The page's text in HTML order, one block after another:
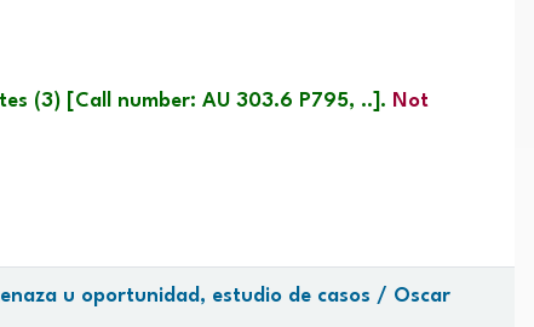
(3) Call number: AU 303.6 P795, .. . Not
u oportunidad, estudio de casos / Oscar